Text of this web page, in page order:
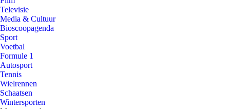
Televisie
Media & Cultuur
Bioscoopagenda
Sport
Voetbal
Formule 1
Autosport
Tennis
Wielrennen
Schaatsen
Wintersporten